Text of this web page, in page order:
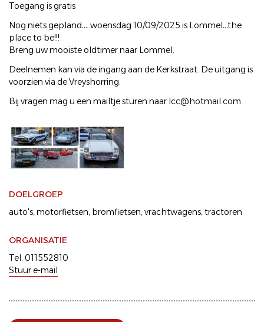
Toegang is gratis
Nog niets gepland…..woensdag 10/09/2025 is Lommel…the
place to be!!!
Breng uw mooiste oldtimer naar Lommel.
Deelnemen kan via de ingang aan de Kerkstraat. De uitgang is
voorzien via de Vreyshorring.
Bij vragen mag u een mailtje sturen naar lcc@hotmail.com
DOELGROEP
auto's motorfietsen bromfietsen vrachtwagens tractoren
ORGANISATIE
Tel. 011552810
Stuur e-mail